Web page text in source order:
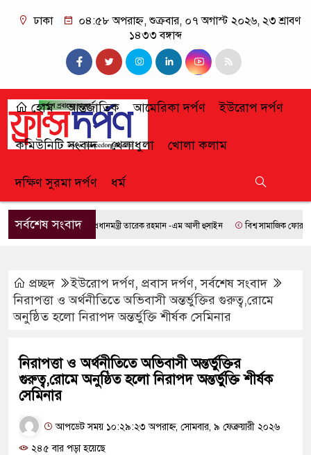
ঢাকা
০৪:৫৮ অপরাহ্ন, শুক্রবার, ০৭ অগাস্ট ২০২৬, ২৩ শ্রাবণ
১৪৩৩ বঙ্গাব্দ
হোম আন্তর্জাতিক আমেরিকা দর্পণ ইউরোপ দর্পণ
কমিউনিটি সংবাদ খেলাধুলা খোলা কলাম
দক্ষিণ সুরমা দর্পণ ধর্ম
সর্বশেষ সংবাদপ্রধানমন্ত্রী তারেক রহমান -এম আলী হুসাইন বিশ্ব সামাজিক ফোরামে
প্রচ্ছদ ইউরোপ দর্পণ, প্রবাস দর্পণ,সর্বশেষ সংবাদ
নিরাপত্তা ও অর্থনীতিতে অভিবাসী অন্তর্ভুক্তির গুরুত্ব,রোমে
অনুষ্ঠিত হলো নিরাপদ অন্তর্ভুক্তি শীর্ষক সেমিনার
নিরাপত্তা ও অর্থনীতিতে অভিবাসী অন্তর্ভুক্তির
গুরুত্ব,রোমে অনুষ্ঠিত হলো নিরাপদ অন্তর্ভুক্তি শীর্ষক
সেমিনার
আপডেট সময় ১০:২৯:২৩ অপরাহ্ন, সোমবার, ৯ ফেব্রুয়ারী ২০২৬
২৪৫ বার পড়া হয়েছে